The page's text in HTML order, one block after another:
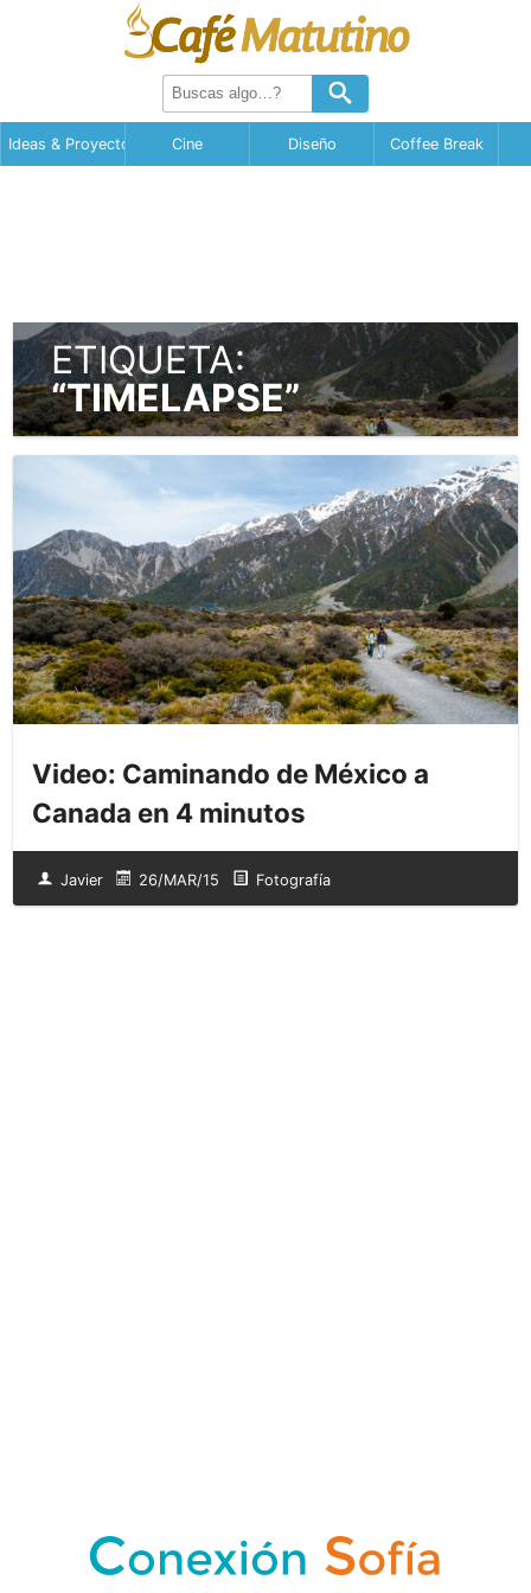
Ideas & Proyectos Cine Diseño Coffee Break
ETIQUETA:
“TIMELAPSE”
Video: Caminando de México a
Canada en 4 minutos
Javier 26/MAR/15 Fotografía